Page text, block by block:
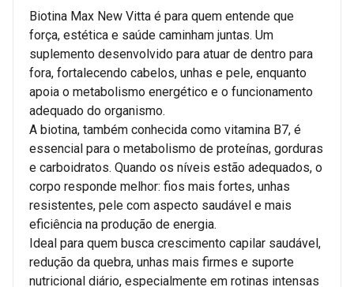
Biotina Max New Vitta é para quem entende que
força, estética e saúde caminham juntas. Um
suplemento desenvolvido para atuar de dentro para
fora, fortalecendo cabelos, unhas e pele, enquanto
apoia o metabolismo energético e o funcionamento
adequado do organismo.
A biotina, também conhecida como vitamina B7, é
essencial para o metabolismo de proteínas, gorduras
e carboidratos. Quando os níveis estão adequados, o
corpo responde melhor: fios mais fortes, unhas
resistentes, pele com aspecto saudável e mais
eficiência na produção de energia.
Ideal para quem busca crescimento capilar saudável,
redução da quebra, unhas mais firmes e suporte
nutricional diário, especialmente em rotinas intensas